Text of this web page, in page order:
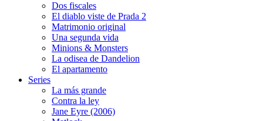
Dos fiscales
El diablo viste de Prada 2
Matrimonio original
Una segunda vida
Minions & Monsters
La odisea de Dandelion
El apartamento
Series
La más grande
Contra la ley
Jane Eyre (2006)